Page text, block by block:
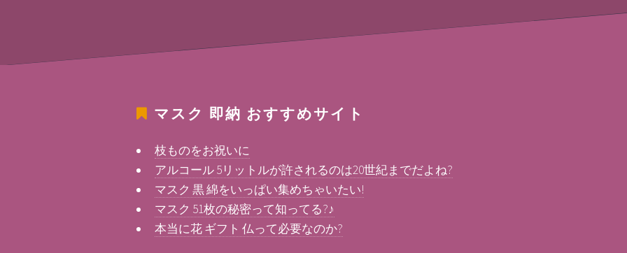
マスク 即納 おすすめサイト
枝ものをお祝いに
アルコール 5リットルが許されるのは20世紀までだよね?
マスク 黒 綿をいっぱい集めちゃいたい!
マスク 51枚の秘密って知ってる?♪
本当に花 ギフト 仏って必要なのか?